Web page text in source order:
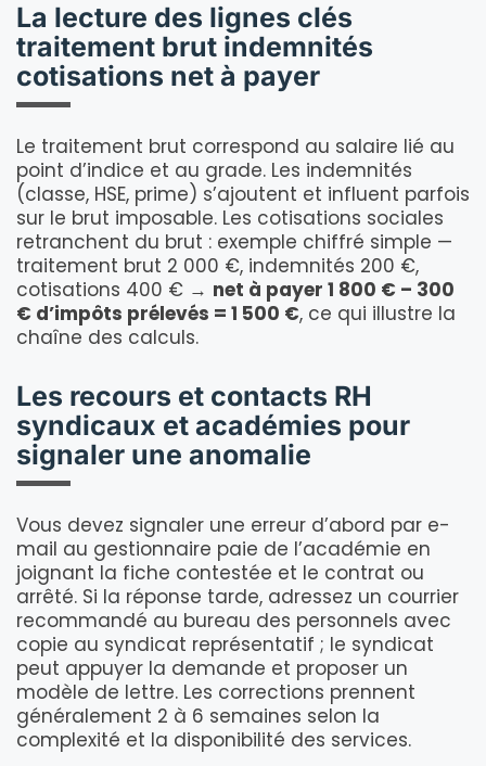
La lecture des lignes clés
traitement brut indemnités
cotisations net à payer
Le traitement brut correspond au salaire lié au
point d’indice et au grade. Les indemnités
(classe, HSE, prime) s’ajoutent et influent parfois
sur le brut imposable. Les cotisations sociales
retranchent du brut : exemple chiffré simple —
traitement brut 2 000 €, indemnités 200 €,
cotisations 400 € → net à payer 1 800 € – 300
€ d’impôts prélevés = 1 500 €, ce qui illustre la
chaîne des calculs.
Les recours et contacts RH
syndicaux et académies pour
signaler une anomalie
Vous devez signaler une erreur d’abord par e-
mail au gestionnaire paie de l’académie en
joignant la fiche contestée et le contrat ou
arrêté. Si la réponse tarde, adressez un courrier
recommandé au bureau des personnels avec
copie au syndicat représentatif ; le syndicat
peut appuyer la demande et proposer un
modèle de lettre. Les corrections prennent
généralement 2 à 6 semaines selon la
complexité et la disponibilité des services.